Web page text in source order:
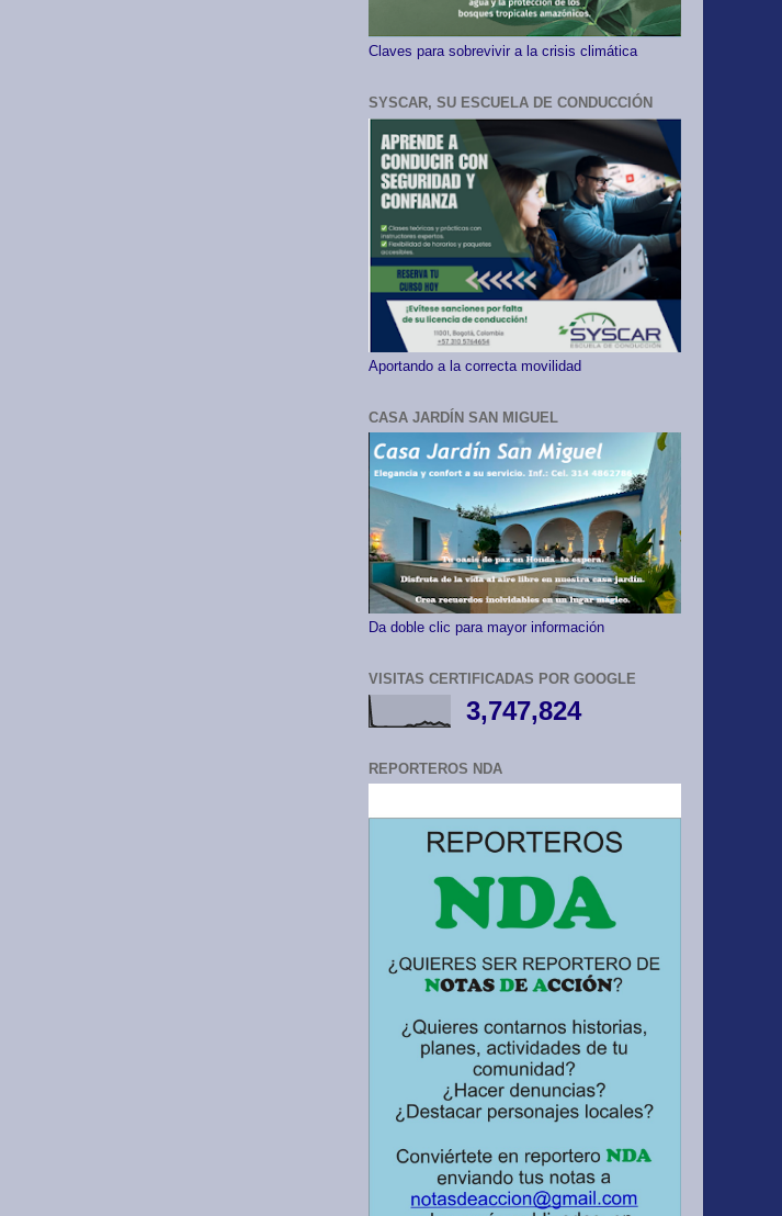
Claves para sobrevivir a la crisis climática
SYSCAR, SU ESCUELA DE CONDUCCIÓN
Aportando a la correcta movilidad
CASA JARDÍN SAN MIGUEL
Da doble clic para mayor información
VISITAS CERTIFICADAS POR GOOGLE
3,747,824
REPORTEROS NDA